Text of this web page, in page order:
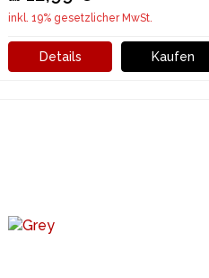
inkl. 19% gesetzlicher MwSt.
Details Kaufen